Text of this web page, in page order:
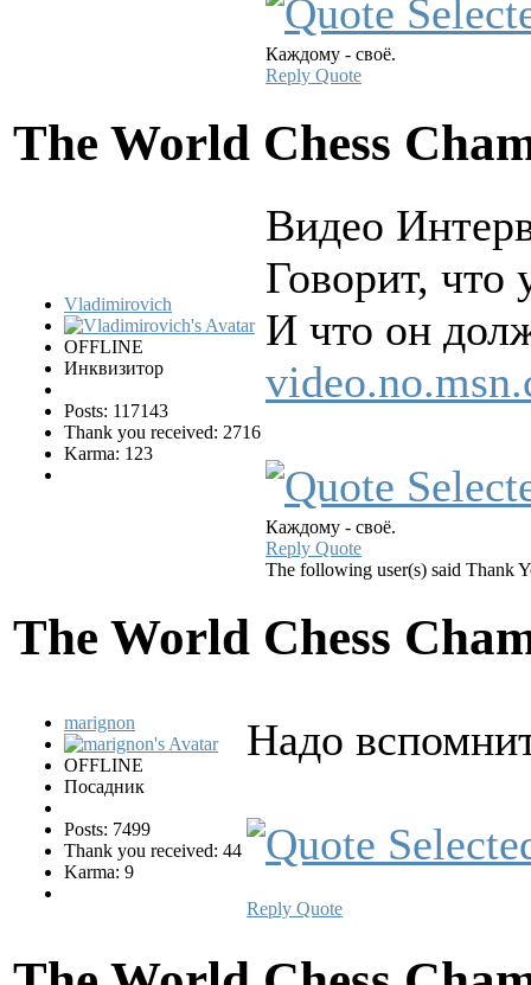
Каждому - своё.
Reply Quote
The World Chess
Vladimirovich
OFFLINE
Инквизитор
Posts: 117143
Thank you received: 2716
Karma: 123
Видео
Говорит,
И что он
Каждому - своё.
Reply Quote
The following user(s) said Thank
The World Chess
marignon
OFFLINE
Посадник
Posts: 7499
Thank you received: 44
Karma: 9
Надо
Reply Quote